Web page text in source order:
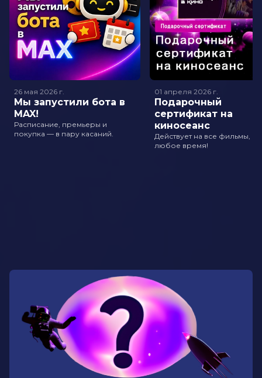
26 мая 2026 г.
Мы запустили бота в
MAX!
Расписание, премьеры и
покупка — в пару касаний.
01 апреля 2026 г.
Подарочный
сертификат на
киносеанс
Действует на все фильмы, в
любое время!